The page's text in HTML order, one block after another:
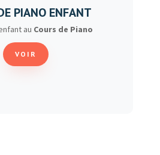
PIANO ENFANT
au Cours de Piano
VOIR